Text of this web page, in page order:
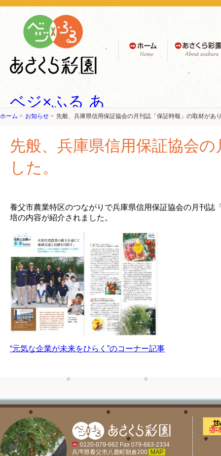
ベジ×ふる あ
さくら彩園 -
美味しいトマ
ト（フルティ
にんにく- ア
イメック
あさくら彩園
ホーム お知らせ 先般、兵庫県信用保証協会の月刊誌「保証時報」の取材があ
先般、兵庫県信用保証協会
した。
養父市農業特区のつながりで兵庫県信用保証協会の月刊
培の内容が紹介されました。
“元気な企業が未来をひらく”のコーナー記事
0120-079-662 Fax 079-663-2334
兵庫県養父市八鹿町朝倉200
MAP